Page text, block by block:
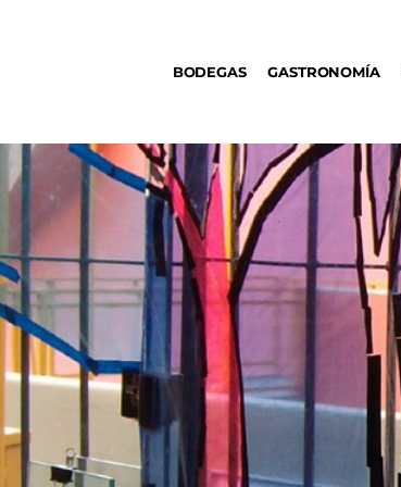
BODEGAS GASTRONOMÍA
MÚSICA
DÓNDE IR
TENDENCIAS
ARQ & DISEÑO